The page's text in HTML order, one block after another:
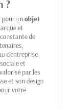
?
pour unobjet
et
de
d'entreprise
et
par les
et son design
votre